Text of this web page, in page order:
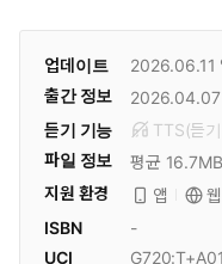
업데이트 2026.06.11
출간 정보
2026.04.07
듣기 기능
TTS(듣
파일 정보
평균 16.7MB
지원 환경
앱 웹
ISBN
-
UCI